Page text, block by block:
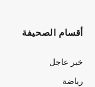
أقسام الصحيفة
خبر عاجل
رياضة